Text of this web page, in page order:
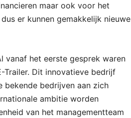
maar ook voor het
er kunnen gemakkelijk nieuwe
vanaf het eerste gesprek waren
Trailer. Dit innovatieve bedrijf
bekende bedrijven aan zich
ambitie worden
van het managementteam